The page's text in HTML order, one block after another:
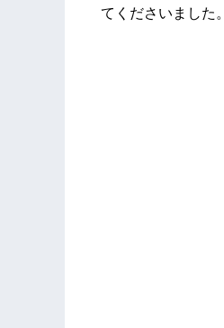
てくださいました。